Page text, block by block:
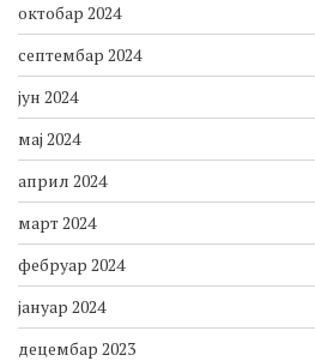
октобар 2024
септембар 2024
јун 2024
мај 2024
април 2024
март 2024
фебруар 2024
јануар 2024
децембар 2023